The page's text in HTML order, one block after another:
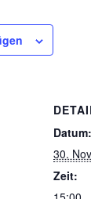
Datum:
30.
Zeit: